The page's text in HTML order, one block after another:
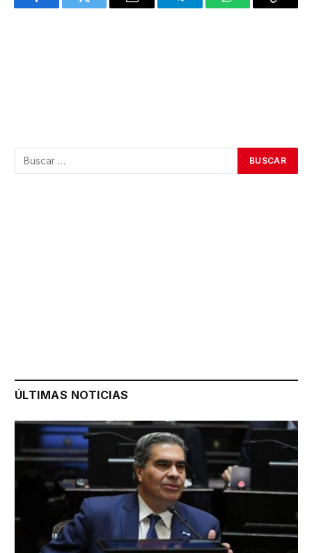
FacebookTwitter Email TelegramWhatsAppCopy
ÚLTIMAS NOTICIAS